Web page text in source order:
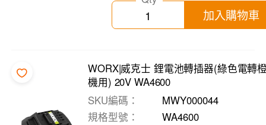
加入購物車
WORX|威克士 鋰電池轉插器(綠色電轉
機用) 20V WA4600
SKU編碼
MWY000044
規格型號
WA4600